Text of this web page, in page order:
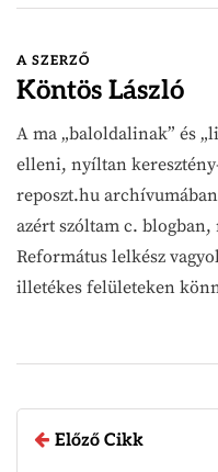
A SZERZŐ
Köntös László
A ma „baloldalinak” és
elleni, nyíltan
reposzt.hu
azért szóltam c.
Református lelkész
illetékes felületeken
Előző Cikk